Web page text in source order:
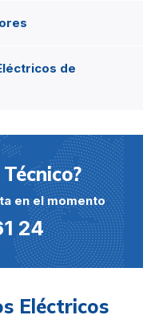
de
en el momento
24
Eléctricos